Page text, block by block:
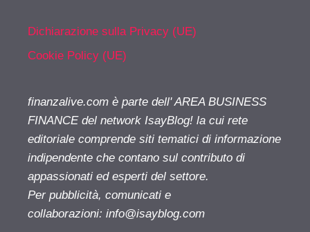
Dichiarazione sulla Privacy (UE)
Cookie Policy (UE)
finanzalive.com è parte dell' AREA BUSINESS
FINANCE del network IsayBlog! la cui rete
editoriale comprende siti tematici di informazione
indipendente che contano sul contributo di
appassionati ed esperti del settore.
Per pubblicità, comunicati e
collaborazioni: info@isayblog.com